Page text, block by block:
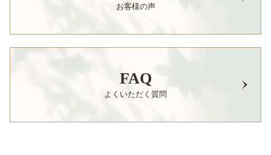
お客様の声
FAQ
よくいただく質問